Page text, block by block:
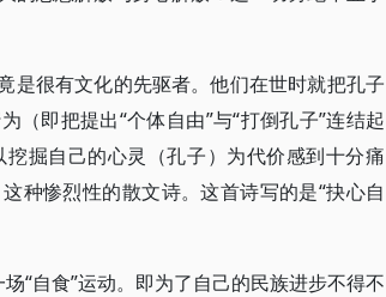
是很有文化的先驱者。他们在世时就把孔子
即把提出“个体自由”与“打倒孔子”连结起
掘自己的心灵（孔子）为代价感到十分痛
种惨烈性的散文诗。这首诗写的是“抉心自
“自食”运动。即为了自己的民族进步不得不